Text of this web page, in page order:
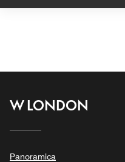
W LONDON
Panoramica